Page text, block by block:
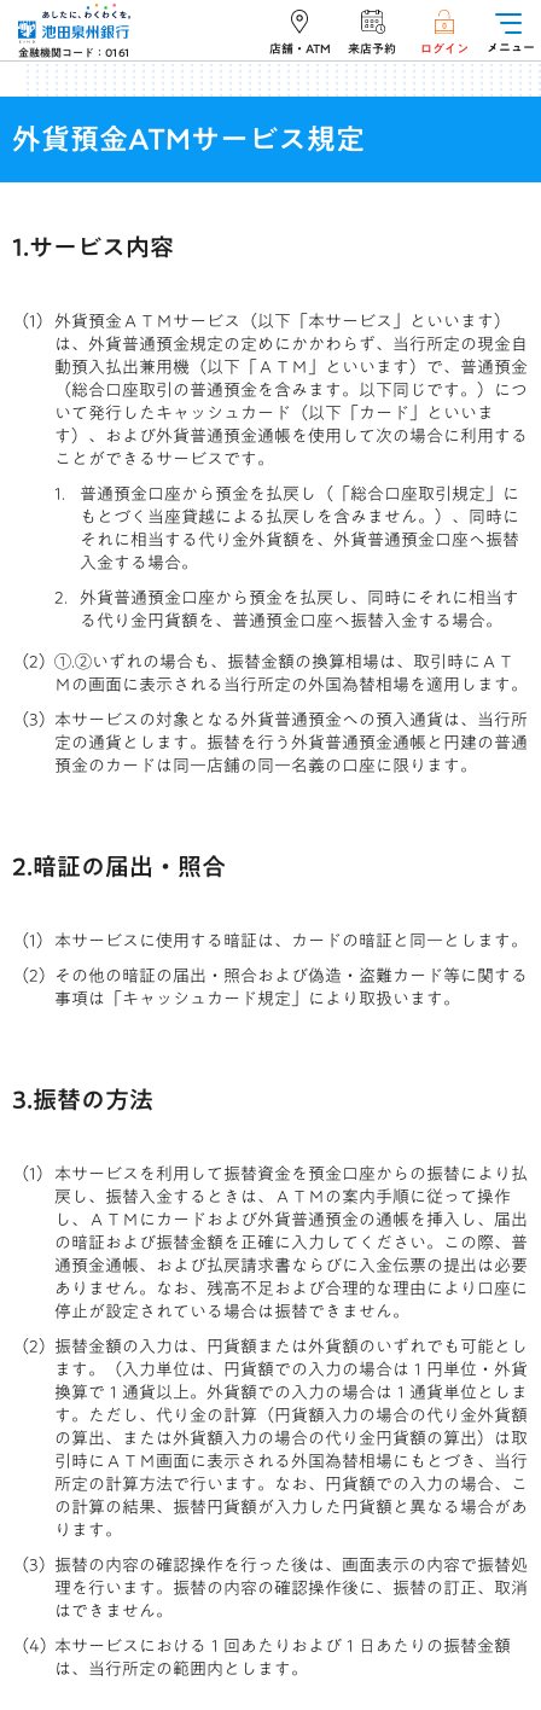
金融機関コード：0161 店舗・ATM 来店予約 ログイン メニュー
外貨預金ATMサービス規定
1.サービス内容
外貨預金ＡＴＭサービス（以下「本サービス」といいます）
は、外貨普通預金規定の定めにかかわらず、当行所定の現金自
動預入払出兼用機（以下「ＡＴＭ」といいます）で、普通預金
（総合口座取引の普通預金を含みます。以下同じです。）につ
いて発行したキャッシュカード（以下「カード」といいま
す）、および外貨普通預金通帳を使用して次の場合に利用する
ことができるサービスです。
普通預金口座から預金を払戻し（「総合口座取引規定」に
もとづく当座貸越による払戻しを含みません。）、同時に
それに相当する代り金外貨額を、外貨普通預金口座へ振替
入金する場合。
外貨普通預金口座から預金を払戻し、同時にそれに相当す
る代り金円貨額を、普通預金口座へ振替入金する場合。
①.②いずれの場合も、振替金額の換算相場は、取引時にＡＴ
Ｍの画面に表示される当行所定の外国為替相場を適用します。
本サービスの対象となる外貨普通預金への預入通貨は、当行所
定の通貨とします。振替を行う外貨普通預金通帳と円建の普通
預金のカードは同一店舗の同一名義の口座に限ります。
2.暗証の届出・照合
本サービスに使用する暗証は、カードの暗証と同一とします。
その他の暗証の届出・照合および偽造・盗難カード等に関する
事項は「キャッシュカード規定」により取扱います。
3.振替の方法
本サービスを利用して振替資金を預金口座からの振替により払
戻し、振替入金するときは、ＡＴＭの案内手順に従って操作
し、ＡＴＭにカードおよび外貨普通預金の通帳を挿入し、届出
の暗証および振替金額を正確に入力してください。この際、普
通預金通帳、および払戻請求書ならびに入金伝票の提出は必要
ありません。なお、残高不足および合理的な理由により口座に
停止が設定されている場合は振替できません。
振替金額の入力は、円貨額または外貨額のいずれでも可能とし
ます。（入力単位は、円貨額での入力の場合は１円単位・外貨
換算で１通貨以上。外貨額での入力の場合は１通貨単位としま
す。ただし、代り金の計算（円貨額入力の場合の代り金外貨額
の算出、または外貨額入力の場合の代り金円貨額の算出）は取
引時にＡＴＭ画面に表示される外国為替相場にもとづき、当行
所定の計算方法で行います。なお、円貨額での入力の場合、こ
の計算の結果、振替円貨額が入力した円貨額と異なる場合があ
ります。
振替の内容の確認操作を行った後は、画面表示の内容で振替処
理を行います。振替の内容の確認操作後に、振替の訂正、取消
はできません。
本サービスにおける１回あたりおよび１日あたりの振替金額
は、当行所定の範囲内とします。